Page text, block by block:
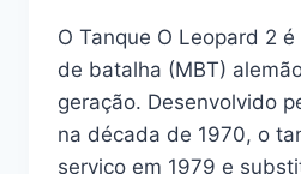
O Tanque O Leopard 2
de batalha (MBT)
geração. Desenvolvido
na década de 1970, o
serviço em 1979 e